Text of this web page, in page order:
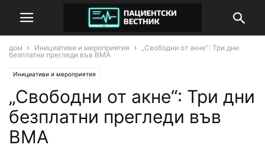
дом Инициативи и мероприятия
„Свободни от акне“: Три дни
безплатни прегледи във ВМА
Инициативи и мероприятия
„Свободни от акне“: Три дни
безплатни прегледи във
ВМА